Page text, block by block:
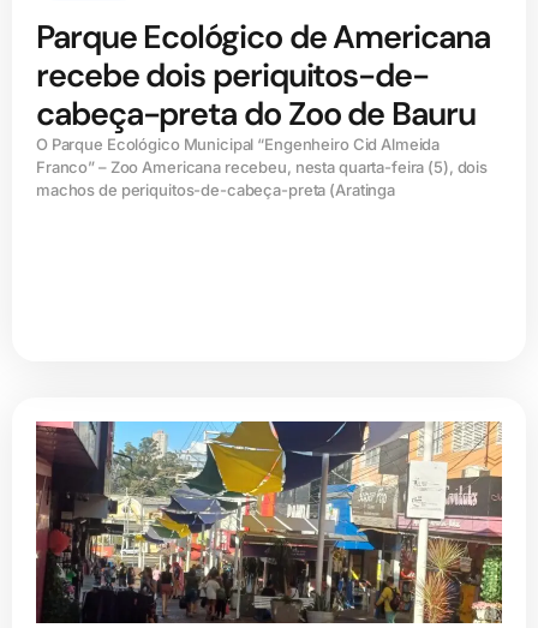
Parque Ecológico de Americana
recebe dois periquitos-de-
cabeça-preta do Zoo de Bauru
O Parque Ecológico Municipal “Engenheiro Cid Almeida
Franco” – Zoo Americana recebeu, nesta quarta-feira (5), dois
machos de periquitos-de-cabeça-preta (Aratinga